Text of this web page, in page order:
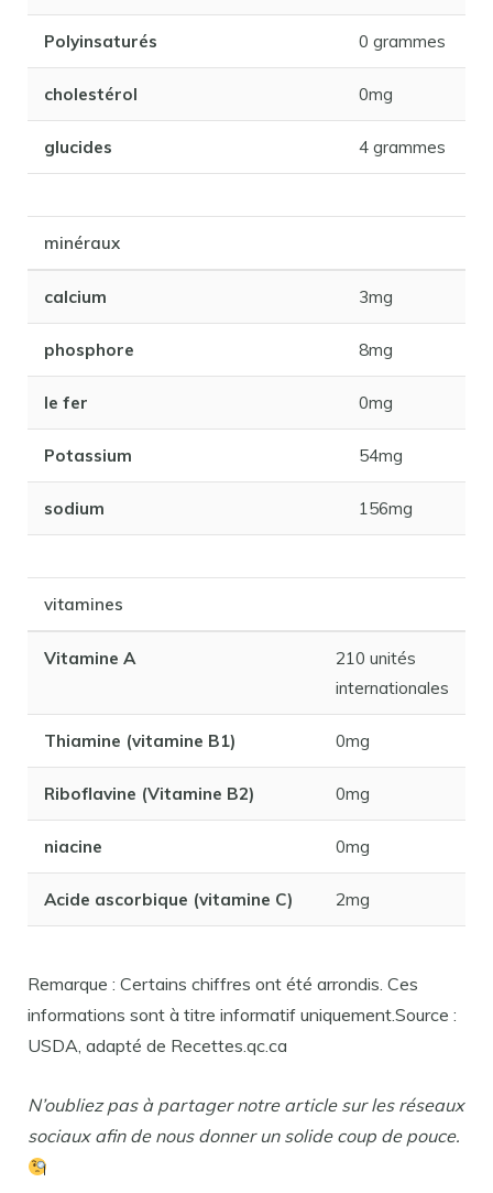
Polyinsaturés 0 grammes
cholestérol 0mg
glucides 4 grammes
minéraux
calcium 3mg
phosphore 8mg
le fer 0mg
Potassium 54mg
sodium 156mg
vitamines
Vitamine A
210 unités
internationales
Thiamine (vitamine B1) 0mg
Riboflavine (Vitamine B2) 0mg
niacine 0mg
Acide ascorbique (vitamine C) 2mg
Remarque : Certains chiffres ont été arrondis. Ces
informations sont à titre informatif uniquement.Source :
USDA, adapté de Recettes.qc.ca
N’oubliez pas à partager notre article sur les réseaux
sociaux afin de nous donner un solide coup de pouce.